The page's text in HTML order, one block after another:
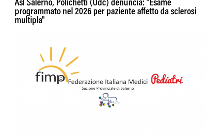
Asl Salerno, Polichetti (Udc) denuncia: "Esame
programmato nel 2026 per paziente affetto da sclerosi
multipla"